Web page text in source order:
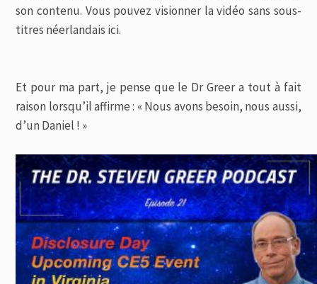
son contenu. Vous pouvez visionner la vidéo sans sous-
titres néerlandais ici.
Et pour ma part, je pense que le Dr Greer a tout à fait
raison lorsqu’il affirme : « Nous avons besoin, nous aussi,
d’un Daniel ! »